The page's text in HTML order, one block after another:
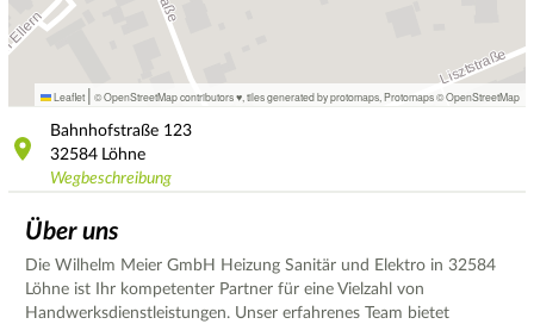
Leaflet | © OpenStreetMap contributors ♥, tiles generated by protomaps Protomaps©OpenStreetMap
Bahnhofstraße 123
32584 Löhne
Wegbeschreibung
Über uns
Die Wilhelm Meier GmbH Heizung Sanitär und Elektro in 32584
Löhne ist Ihr kompetenter Partner für eine Vielzahl von
Handwerksdienstleistungen. Unser erfahrenes Team bietet